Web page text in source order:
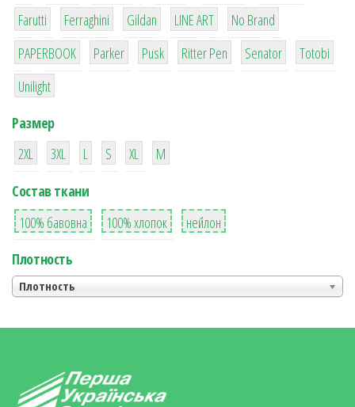
10
Farutti
2
Ferraghini
3
Gildan
1
LINE ART
10
No Brand
4
PAPERBOOK
1
Parker
1
Pusk
3
Ritter Pen
8
Senator
8
Totobi
1
Unilight
Размер
2XL 3XL
3
L
3
S XL
М
Состав ткани
1
100% бавовна
4
100% хлопок
2
нейлон
Плотность
Плотность